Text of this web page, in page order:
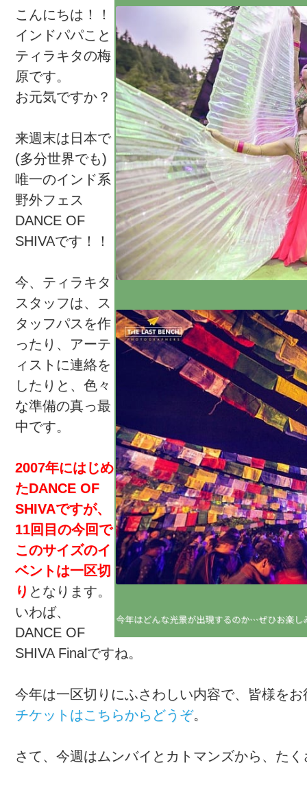
今年はどんな光景が出現するのか…ぜひお楽し
こんにちは！！
インドパパこと
ティラキタの梅
原です。
お元気ですか？
来週末は日本で
(多分世界でも)
唯一のインド系
野外フェス
DANCE OF
SHIVAです！！
今、ティラキタ
スタッフは、ス
タッフパスを作
ったり、アーテ
ィストに連絡を
したりと、色々
な準備の真っ最
中です。
2007年にはじめ
たDANCE OF
SHIVAですが、
11回目の今回で
このサイズのイ
ベントは一区切
り となります。
いわば、
DANCE OF
SHIVA Finalですね。
今年は一区切りにふさわしい内容で、皆様を
チケットはこちらからどうぞ。
さて、今週はムンバイとカトマンズから、た